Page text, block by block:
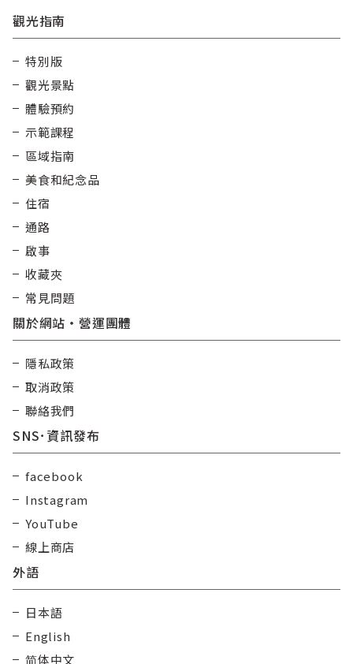
觀光指南
特別版
觀光景點
體驗預約
示範課程
區域指南
美食和紀念品
住宿
通路
啟事
收藏夾
常見問題
關於網站・營運團體
隱私政策
取消政策
聯絡我們
SNS･資訊發布
facebook
Instagram
YouTube
線上商店
外語
日本語
English
简体中文